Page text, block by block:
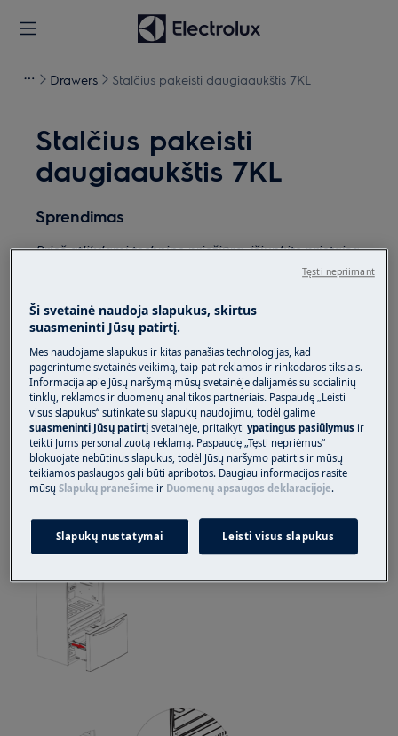
Drawers Stalčius pakeisti daugiaaukštis 7KL
Stalčius pakeisti
daugiaaukštis 7KL
Sprendimas
Prieš atlikdami techninę priežiūrą, išjunkite prietaisą
Perkeldami prietaisus visada būkite atsargūs,
sunkiems prietaisams judėti reikia dviem asmenims.
Visada mūvėkite apsaugines pirštines ir uždarą
avalynę.
Atkreipkite dėmesį, kad netinkamas remontas ar
neprofesionalus remontas gali turėti saugos
pasekmių
Apatinių krepšelių pašalinimas
Ši svetainė naudoja slapukus, skirtus
suasmeninti Jūsų patirtį.
Mes naudojame slapukus ir kitas panašias technologijas, kad
pagerintume svetainės veikimą, taip pat reklamos ir rinkodaros tikslais.
Informacija apie Jūsų naršymą mūsų svetainėje dalijamės su socialinių
tinklų, reklamos ir duomenų analitikos partneriais. Paspaudę „Leisti
visus slapukus“ sutinkate su slapukų naudojimu, todėl galime
suasmeninti Jūsų patirtįsvetainėje, pritaikytiypatingus pasiūlymus ir
teikti Jums personalizuotą reklamą. Paspaudę „Tęsti nepriėmus“
blokuojate nebūtinus slapukus, todėl Jūsų naršymo patirtis ir mūsų
teikiamos paslaugos gali būti apribotos. Daugiau informacijos rasite
mūsųSlapukų pranešime ir Duomenų apsaugos deklaracijoje.
Slapukų nustatymai Leisti visus slapukus
Tęsti nepriimant